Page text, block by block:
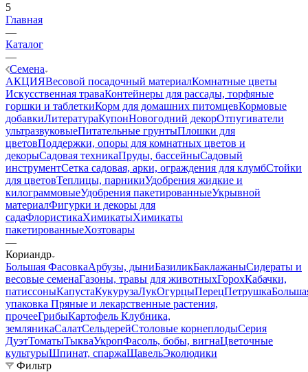
5
Главная
—
Каталог
—
Семена
АКЦИЯВесовой посадочный материалКомнатные цветы
Искусственная траваКонтейнеры для рассады, торфяные
горшки и таблеткиКорм для домашних питомцевКормовые
добавкиЛитератураКупонНовогодний декорОтпугиватели
ультразвуковыеПитательные грунтыПлошки для
цветовПоддержки, опоры для комнатных цветов и
декорыСадовая техникаПруды, бассейныСадовый
инструментСетка садовая, арки, ограждения для клумбСтойки
для цветовТеплицы, парникиУдобрения жидкие и
килограммовыеУдобрения пакетированныеУкрывной
материалФигурки и декоры для
садаФлористикаХимикатыХимикаты
пакетированныеХозтовары
—
Кориандр
Большая ФасовкаАрбузы, дыниБазиликБаклажаныСидераты и
весовые семенаГазоны, травы для животныхГорохКабачки,
патиссоныКапустаКукурузаЛукОгурцыПерецПетрушка
упаковка Пряные и лекарственные растения,
прочееГрибыКартофель Клубника,
земляникаСалатСельдерейСтоловые корнеплодыСерия
ДуэтТоматыТыкваУкропФасоль, бобы, вигнаЦветочные
культурыШпинат, спаржаЩавельЭколюдики
Фильтр